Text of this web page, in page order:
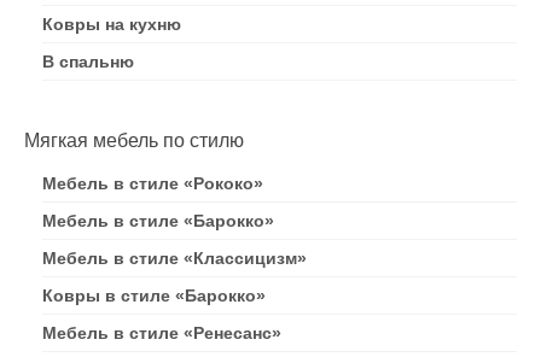
Ковры на кухню
В спальню
Мягкая мебель по стилю
Мебель в стиле «Рококо»
Мебель в стиле «Барокко»
Мебель в стиле «Классицизм»
Ковры в стиле «Барокко»
Мебель в стиле «Ренесанс»